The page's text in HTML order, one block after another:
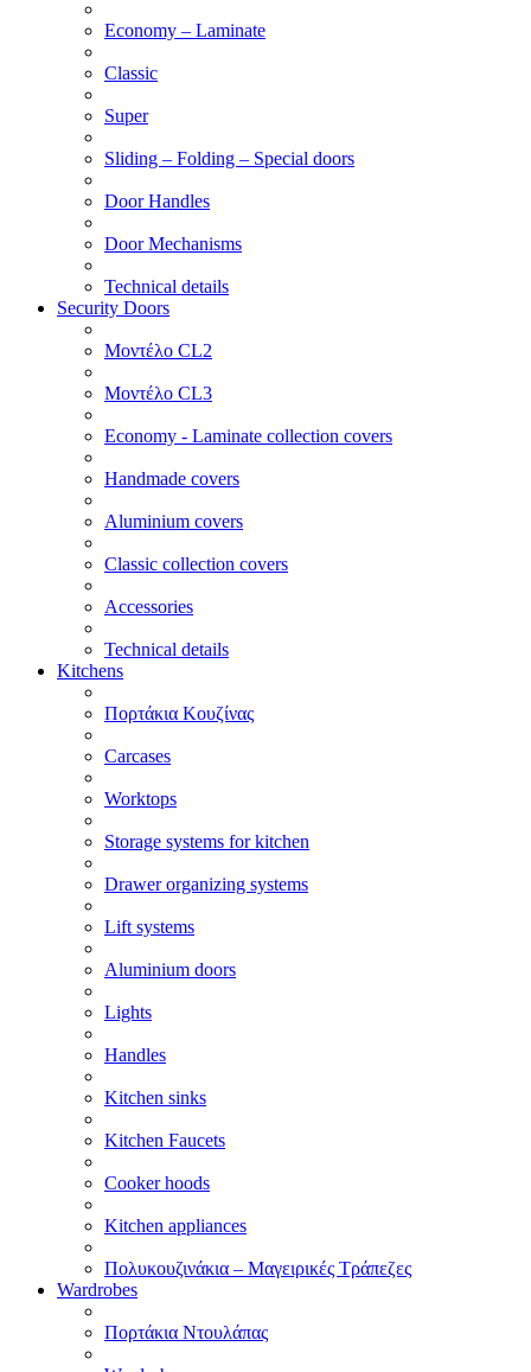
Economy – Laminate
Classic
Super
Sliding – Folding – Special doors
Door Handles
Door Mechanisms
Technical details
Security Doors
Μοντέλο CL2
Μοντέλο CL3
Economy - Laminate collection covers
Handmade covers
Aluminium covers
Classic collection covers
Accessories
Technical details
Kitchens
Πορτάκια Κουζίνας
Carcases
Worktops
Storage systems for kitchen
Drawer organizing systems
Lift systems
Aluminium doors
Lights
Handles
Kitchen sinks
Kitchen Faucets
Cooker hoods
Kitchen appliances
Πολυκουζινάκια – Μαγειρικές Τράπεζες
Wardrobes
Πορτάκια Ντουλάπας